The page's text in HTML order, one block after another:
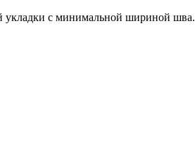
укладки с минимальной шириной шва.